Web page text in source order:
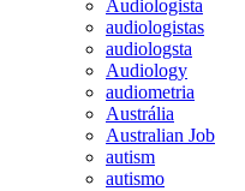
Audiologista
audiologistas
audiologsta
Audiology
audiometria
Austrália
Australian Job
autism
autismo